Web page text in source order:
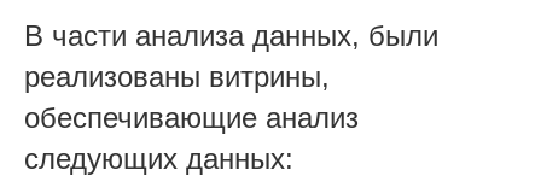
В части анализа данных, были
реализованы витрины,
обеспечивающие анализ
следующих данных: